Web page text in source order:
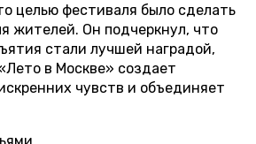
целью фестиваля было сделать
жителей. Он подчеркнул, что
стали лучшей наградой,
в Москве» создает
чувств и объединяет